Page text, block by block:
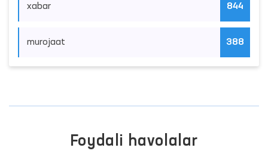
xabar 844
murojaat 388
Foydali havolalar